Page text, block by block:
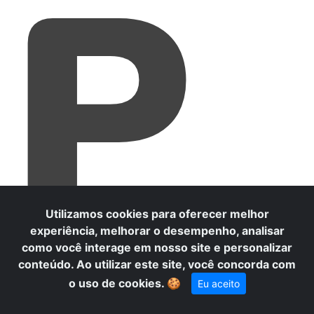
P
Utilizamos cookies para oferecer melhor
experiência, melhorar o desempenho, analisar
como você interage em nosso site e personalizar
conteúdo. Ao utilizar este site, você concorda com
o uso de cookies. 🍪 Eu aceito